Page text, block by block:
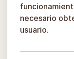
necesario
usuario.